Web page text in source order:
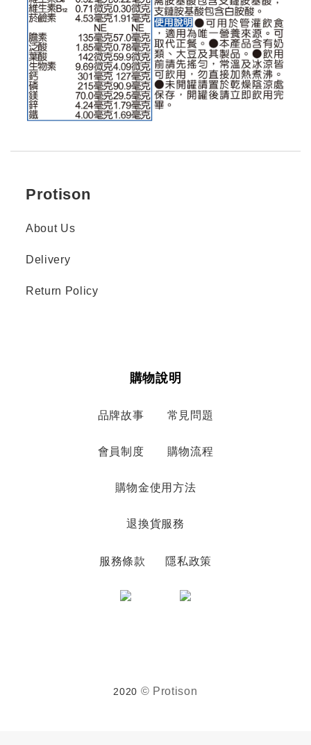
Protison
About Us
Delivery
Return Policy
購物說明
品牌故事 常見問題
會員制度 購物流程
購物金使用方法
退換貨服務
服務條款 隱私政策
2020 © Protison